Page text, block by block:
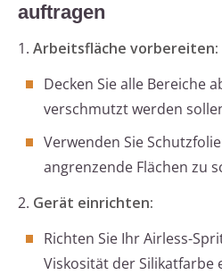
auftragen
1. Arbeitsfläche vorbereiten:
Decken Sie alle Bereiche
verschmutzt werden
Verwenden Sie
angrenzende Flächen zu
2. Gerät einrichten:
Richten Sie Ihr Airless-
Viskosität der Silikatfarbe